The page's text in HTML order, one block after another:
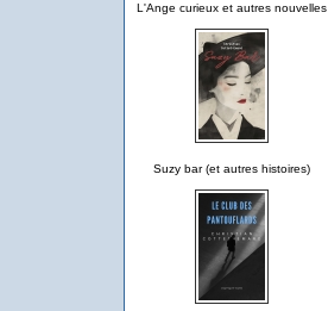
L'Ange curieux et autres nouvelles
Suzy bar (et autres histoires)